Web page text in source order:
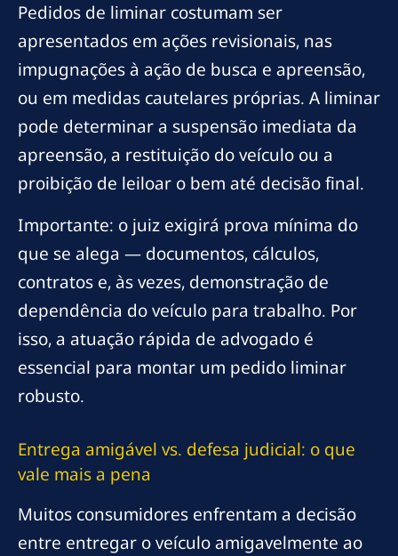
Pedidos de liminar costumam ser
apresentados em ações revisionais, nas
impugnações à ação de busca e apreensão,
ou em medidas cautelares próprias. A liminar
pode determinar a suspensão imediata da
apreensão, a restituição do veículo ou a
proibição de leiloar o bem até decisão final.
Importante: o juiz exigirá prova mínima do
que se alega — documentos, cálculos,
contratos e, às vezes, demonstração de
dependência do veículo para trabalho. Por
isso, a atuação rápida de advogado é
essencial para montar um pedido liminar
robusto.
Entrega amigável vs. defesa judicial: o que
vale mais a pena
Muitos consumidores enfrentam a decisão
entre entregar o veículo amigavelmente ao